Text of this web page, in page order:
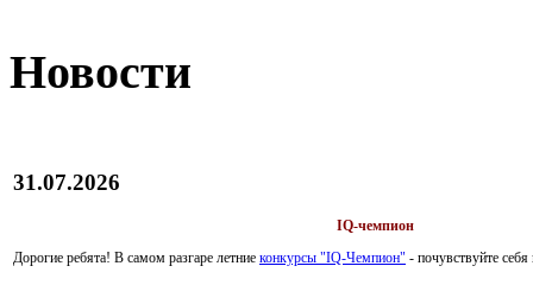
Новости
31.07.2026
IQ-чемпион
Дорогие ребята! В самом разгаре летние конкурсы "IQ-Чемпион" - почувствуйте